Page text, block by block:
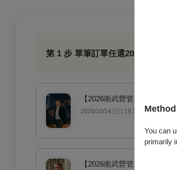
You can
primarily
第 1 步 單筆訂單任選2026衛武營
【2026衛武營管風琴音樂節
2026/10/14 (三) 19:30
【2026衛武營管風琴音樂節